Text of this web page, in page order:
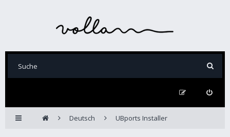
Deutsch UBports Installer